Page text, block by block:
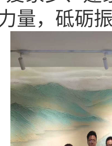
量，砥砺